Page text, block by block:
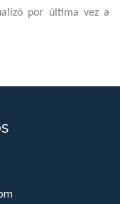
por última vez a